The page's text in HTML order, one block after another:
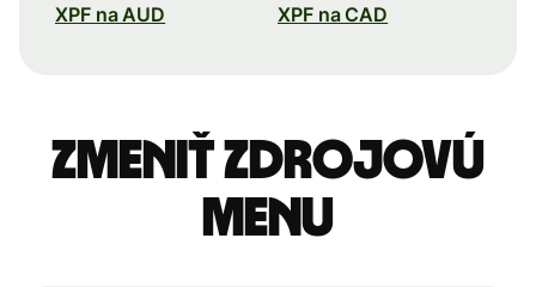
XPF na AUD XPF na CAD
Zmeniť zdrojovú
menu